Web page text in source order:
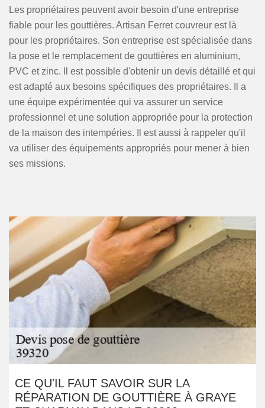
Les propriétaires peuvent avoir besoin d'une entreprise
fiable pour les gouttières. Artisan Ferret couvreur est là
pour les propriétaires. Son entreprise est spécialisée dans
la pose et le remplacement de gouttières en aluminium,
PVC et zinc. Il est possible d'obtenir un devis détaillé et qui
est adapté aux besoins spécifiques des propriétaires. Il a
une équipe expérimentée qui va assurer un service
professionnel et une solution appropriée pour la protection
de la maison des intempéries. Il est aussi à rappeler qu'il
va utiliser des équipements appropriés pour mener à bien
ses missions.
CE QU'IL FAUT SAVOIR SUR LA
RÉPARATION DE GOUTTIÈRE À GRAYE